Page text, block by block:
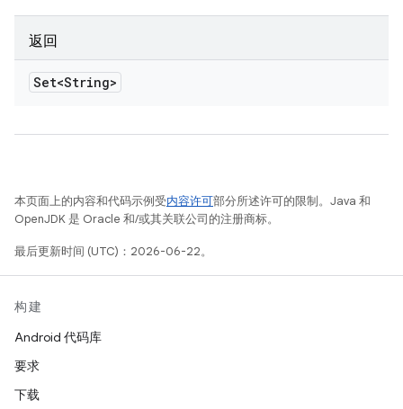
返回
Set<String>
本页面上的内容和代码示例受内容许可部分所述许可的限制。Java 和
OpenJDK 是 Oracle 和/或其关联公司的注册商标。
最后更新时间 (UTC)：2026-06-22。
构建
Android 代码库
要求
下载